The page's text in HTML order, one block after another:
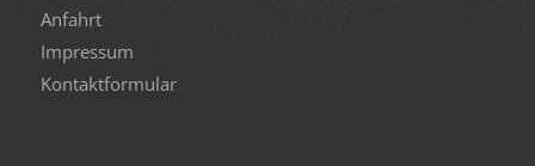
Anfahrt
Impressum
Kontaktformular